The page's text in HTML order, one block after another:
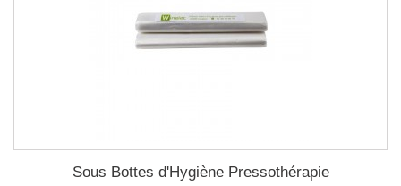
Sous Bottes d'Hygiène Pressothérapie